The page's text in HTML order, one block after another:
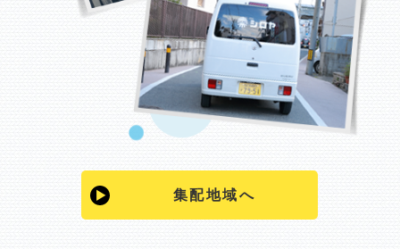
集配地域へ